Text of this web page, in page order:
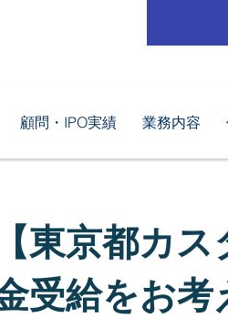
顧問・IPO実績 業務内容
【東京都カ
受給をお